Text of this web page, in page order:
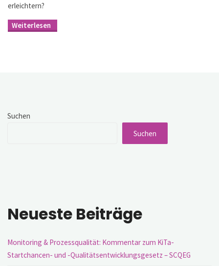
erleichtern?
Plädoyer
Suchen
Suchen
Neueste Beiträge
Monitoring & Prozessqualität: Kommentar zum KiTa-
Startchancen- und -Qualitätsentwicklungsgesetz – SCQEG